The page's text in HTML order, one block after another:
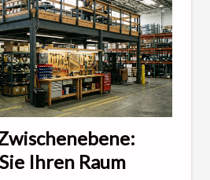
Ihren Raum